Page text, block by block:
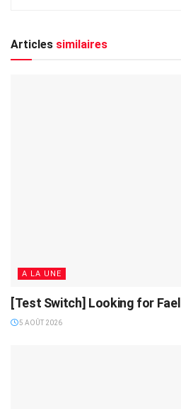
Articles similaires
A LA UNE
[Test Switch] Looking for Fael
5 AOÛT 2026